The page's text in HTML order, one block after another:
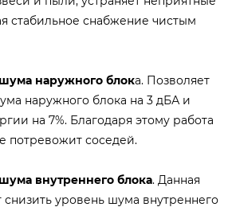
стабильное снабжение чистым
наружного блока. Позволяет
наружного блока на 3 дБА и
на 7%. Благодаря этому работа
потревожит соседей.
внутреннего блока. Данная
снизить уровень шума внутреннего